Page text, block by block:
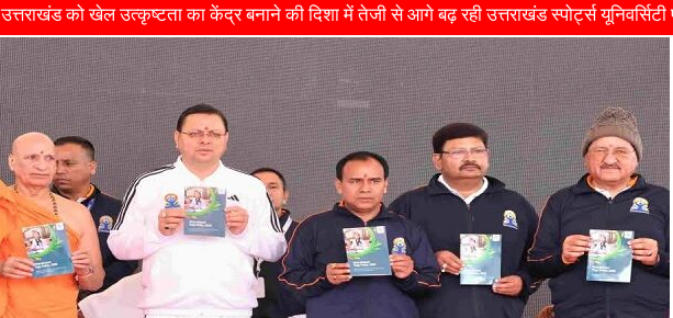
उत्तराखंड को खेल उत्कृष्टता का केंद्र बनाने की दिशा में तेजी से आगे बढ़ रही उत्तराखंड स्पोर्ट्स यूनिवर्सिटी
खेल प्रतिभाओं को हरसंभव प्रोत्साहन और विश्वस्तरीय सुविधाएँ उपलब्ध कराना सरकार की प्राथमिकता:
राज्य के खिलाड़ियों ने अंतरराष्ट्रीय मंच पर बढ़ाया उत्तराखंड का गौरव: मुख्यमंत्री
गुणवत्ता से कोई समझौता नहीं, सभी कार्य तय समय में पूर्ण हों: मुख्यमंत्री
खेल विजन, नई खेल नीति और लिगेसी प्लान के अनुरूप आधुनिक खेल अवसंरचना विकसित करने के निर्देश